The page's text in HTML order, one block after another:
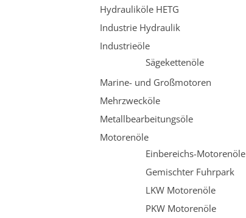
Hydrauliköle HETG
Industrie Hydraulik
Industrieöle
Sägekettenöle
Marine- und Großmotoren
Mehrzwecköle
Metallbearbeitungsöle
Motorenöle
Einbereichs-Motorenöle
Gemischter Fuhrpark
LKW Motorenöle
PKW Motorenöle